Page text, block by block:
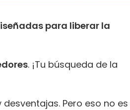
para liberar la
. ¡Tu búsqueda de la
Pero eso no es